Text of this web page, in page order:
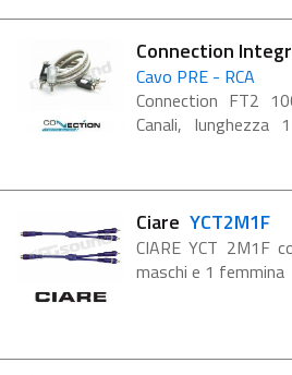
Connection
Cavo PRE - RCA
Connection FT2
Canali,
rivestimento
La coppia di
Ciare YCT2M1F
CIARE YCT 2M1F
maschi e 1